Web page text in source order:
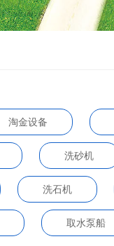
淘金设备
洗砂机
洗石机
取水泵船